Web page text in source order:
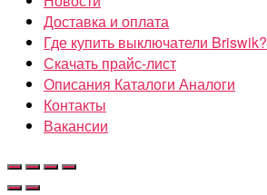
Доставка и оплата
Где купить выключатели Briswik?
Скачать прайс-лист
Описания Каталоги Аналоги
Контакты
Вакансии